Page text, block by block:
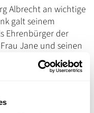
Albrecht an wichtige
galt seinem
Ehrenbürger der
Jane und seinen
gegeben haben.
sein politisches